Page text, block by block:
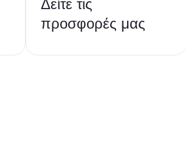
προσφορές μας